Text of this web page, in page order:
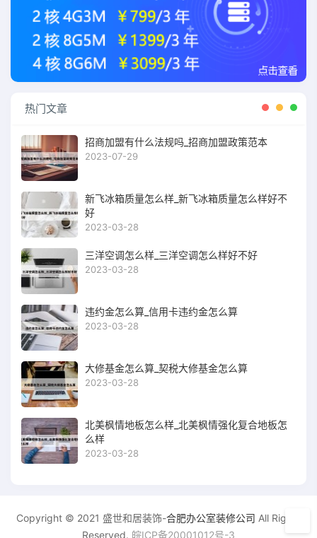
热门文章
招商加盟有什么法规吗_招商加盟政策范本
2023-07-29
新飞冰箱质量怎么样_新飞冰箱质量怎么样好不
好
2023-03-28
三洋空调怎么样_三洋空调怎么样好不好
2023-03-28
违约金怎么算_信用卡违约金怎么算
2023-03-28
大修基金怎么算_契税大修基金怎么算
2023-03-28
北美枫情地板怎么样_北美枫情强化复合地板怎
么样
2023-03-28
Copyright © 2021 盛世和居装饰-合肥办公室装修公司 All Rights
Reserved. 皖ICP备20001012号-3